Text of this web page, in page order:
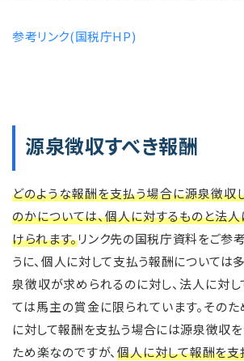
参考リンク(国税庁HP)
源泉徴収すべき報酬
どのような報酬を支払う場合に源泉徴収
のかについては、個人に対するものと法
けられます。リンク先の国税庁資料をご参
うに、個人に対して支払う報酬については
泉徴収が求められるのに対し、法人に対
ては馬主の賞金に限られています。その
に対して報酬を支払う場合には源泉徴収
ため楽なのですが、個人に対して報酬を